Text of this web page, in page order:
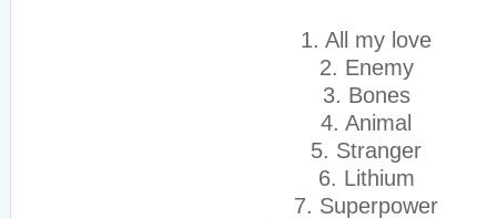
1. All my love
2. Enemy
3. Bones
4. Animal
5. Stranger
6. Lithium
7. Superpower